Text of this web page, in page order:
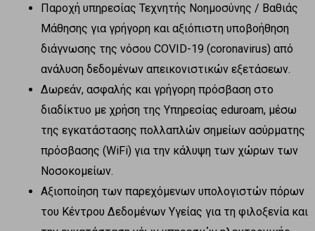
Παροχή υπηρεσίας Τεχνητής Νοημοσύνης / Βαθιάς
Μάθησης για γρήγορη και αξιόπιστη υποβοήθηση
διάγνωσης της νόσου COVID-19 (coronavirus) από
ανάλυση δεδομένων απεικονιστικών εξετάσεων.
Δωρεάν, ασφαλής και γρήγορη πρόσβαση στο
διαδίκτυο με χρήση της Υπηρεσίας eduroam, μέσω
της εγκατάστασης πολλαπλών σημείων ασύρματης
πρόσβασης (WiFi) για την κάλυψη των χώρων των
Νοσοκομείων.
Αξιοποίηση των παρεχόμενων υπολογιστών πόρων
του Κέντρου Δεδομένων Υγείας για τη φιλοξενία και